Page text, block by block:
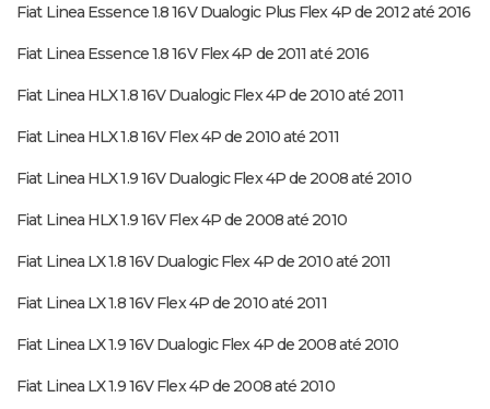
Fiat Linea Essence 1.8 16V Dualogic Plus Flex 4P de 2012 até 2016
Fiat Linea Essence 1.8 16V Flex 4P de 2011 até 2016
Fiat Linea HLX 1.8 16V Dualogic Flex 4P de 2010 até 2011
Fiat Linea HLX 1.8 16V Flex 4P de 2010 até 2011
Fiat Linea HLX 1.9 16V Dualogic Flex 4P de 2008 até 2010
Fiat Linea HLX 1.9 16V Flex 4P de 2008 até 2010
Fiat Linea LX 1.8 16V Dualogic Flex 4P de 2010 até 2011
Fiat Linea LX 1.8 16V Flex 4P de 2010 até 2011
Fiat Linea LX 1.9 16V Dualogic Flex 4P de 2008 até 2010
Fiat Linea LX 1.9 16V Flex 4P de 2008 até 2010